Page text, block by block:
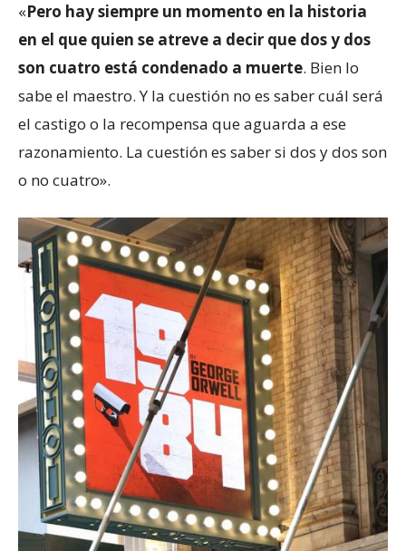
«Pero hay siempre un momento en la historia
en el que quien se atreve a decir que dos y dos
son cuatro está condenado a muerte. Bien lo
sabe el maestro. Y la cuestión no es saber cuál será
el castigo o la recompensa que aguarda a ese
razonamiento. La cuestión es saber si dos y dos son
o no cuatro».